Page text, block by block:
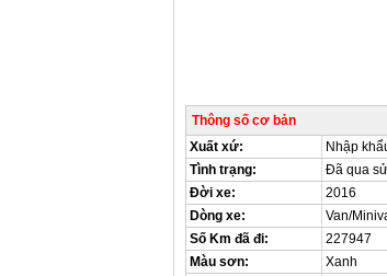
Thông số cơ bản
Xuất xứ:
Nhập
Tình trạng:
Đã qua
Đời xe:
2016
Dòng xe:
Van/
Số Km đã đi:
227947
Màu sơn:
Xanh